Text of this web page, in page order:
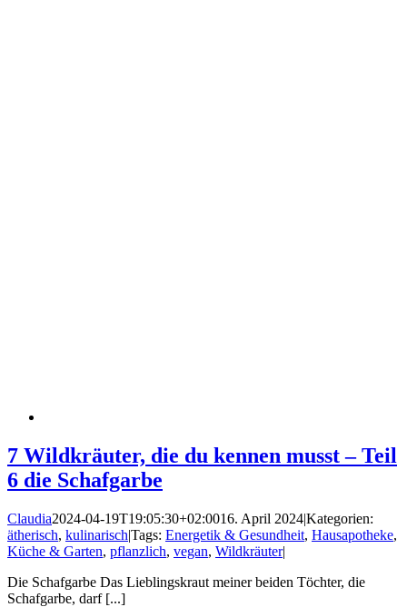
7 Wildkräuter, die du kennen musst – Teil
6 die Schafgarbe
Claudia2024-04-19T19:05:30+02:0016. April 2024|Kategorien:
ätherisch, kulinarisch|Tags: Energetik & Gesundheit, Hausapotheke,
Küche & Garten, pflanzlich, vegan, Wildkräuter|
Die Schafgarbe Das Lieblingskraut meiner beiden Töchter, die
Schafgarbe, darf [...]